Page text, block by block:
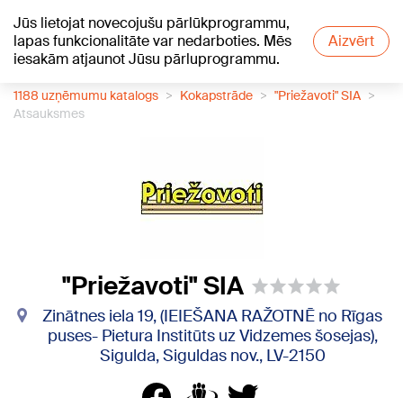
Jūs lietojat novecojušu pārlūkprogrammu,
lapas funkcionalitāte var nedarboties. Mēs
iesakām atjaunot Jūsu pārluprogrammu.
Aizvērt
+18°C
1188 uzņēmumu katalogs Kokapstrāde
"Priežavoti" SIA
Atsauksmes
"Priežavoti" SIA
Zinātnes iela 19, (IEIEŠANA RAŽOTNĒ no Rīgas
puses- Pietura Institūts uz Vidzemes šosejas),
Sigulda, Siguldas nov., LV-2150